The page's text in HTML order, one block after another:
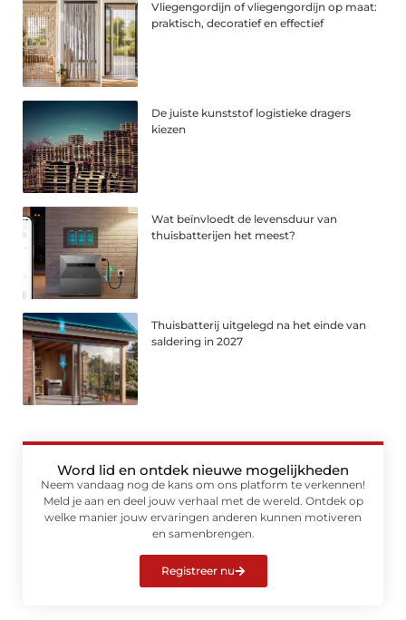
Vliegengordijn of vliegengordijn op maat:
praktisch, decoratief en effectief
De juiste kunststof logistieke dragers
kiezen
Wat beïnvloedt de levensduur van
thuisbatterijen het meest?
Thuisbatterij uitgelegd na het einde van
saldering in 2027
Word lid en ontdek nieuwe mogelijkheden
Neem vandaag nog de kans om ons platform te verkennen!
Meld je aan en deel jouw verhaal met de wereld. Ontdek op
welke manier jouw ervaringen anderen kunnen motiveren
en samenbrengen.
Registreer nu